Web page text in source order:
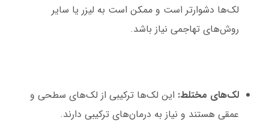
لک‌ها دشوارتر است و ممکن است به لیزر یا سایر
روش‌های تهاجمی نیاز باشد.
لک‌های مختلط: این لک‌ها ترکیبی از لک‌های سطحی و
عمقی هستند و نیاز به درمان‌های ترکیبی دارند.